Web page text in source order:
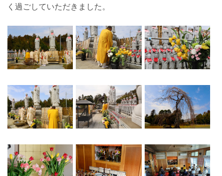
く過ごしていただきました。